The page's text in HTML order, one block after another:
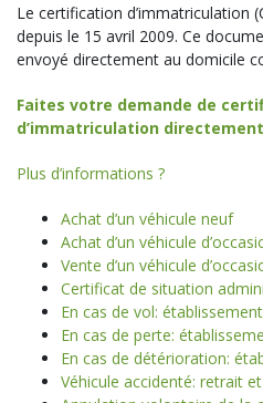
Le certification d’immatriculation
depuis le 15 avril 2009. Ce
envoyé directement au domicile
Faites votre demande de
d’immatriculation
Plus d’informations ?
Achat d’un véhicule neuf
Achat d’un véhicule
Vente d’un véhicule
Certificat de situation
En cas de vol:
En cas de perte:
En cas de détérioration:
Véhicule accidenté: retrait